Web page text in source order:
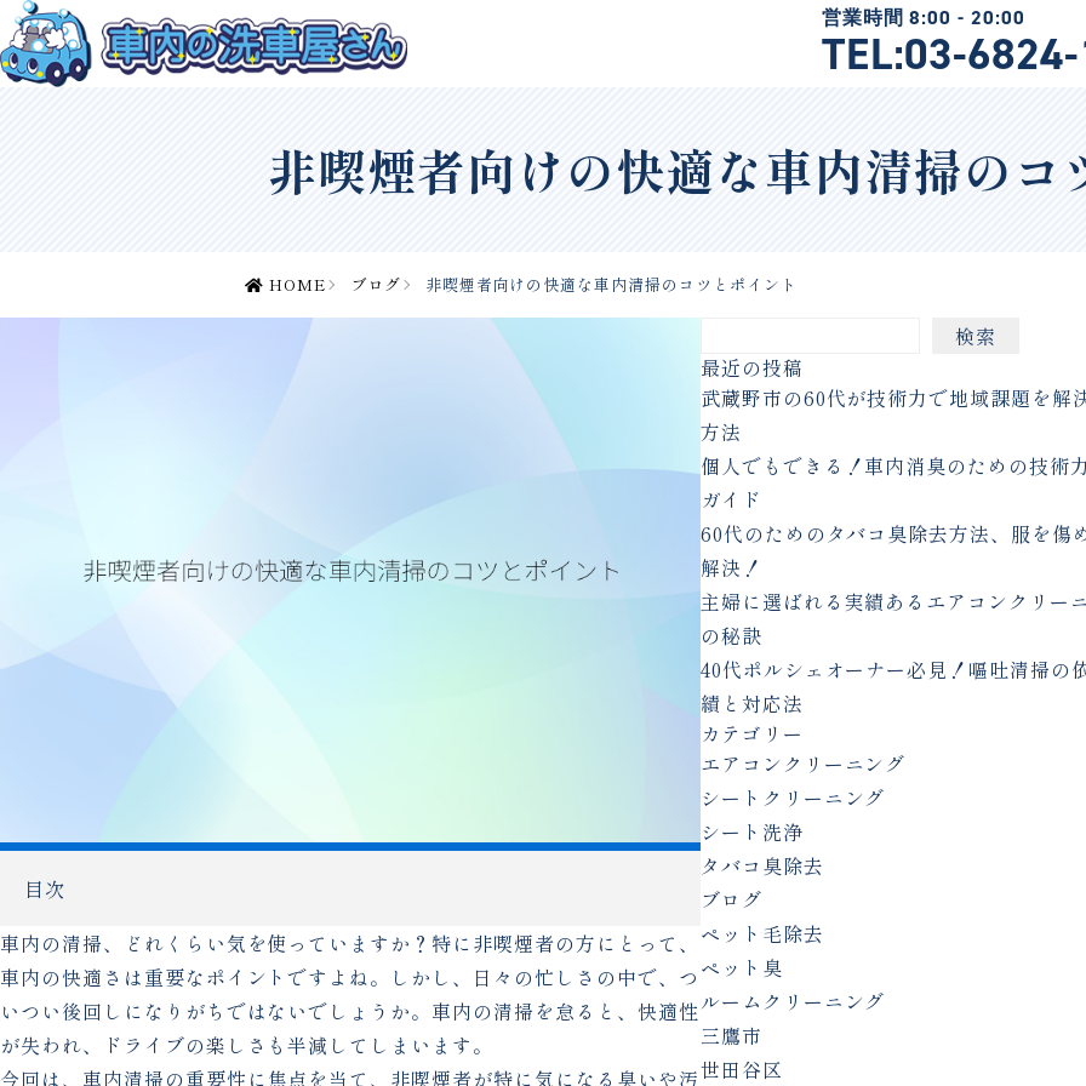
TEL:03-
非喫煙者向けの快適な車内清掃のコ
HOME ブログ 非喫煙者向けの快適な車内清掃のコツとポイント
目次
車内の清掃、どれくらい気を使っていますか？特に非喫煙者の方にとって、
車内の快適さは重要なポイントですよね。しかし、日々の忙しさの中で、つ
いつい後回しになりがちではないでしょうか。車内の清掃を怠ると、快適性
が失われ、ドライブの楽しさも半減してしまいます。
今回は、車内清掃の重要性に焦点を当て、非喫煙者が特に気になる臭いや汚
検索
最近の投稿
武蔵野市の60代が技術力で地域課題を解
方法
個人でもできる！車内消臭のための技術
ガイド
60代のためのタバコ臭除去方法、服を傷
解決！
主婦に選ばれる実績あるエアコンクリー
の秘訣
40代ポルシェオーナー必見！嘔吐清掃の
績と対応法
カテゴリー
エアコンクリーニング
シートクリーニング
シート洗浄
タバコ臭除去
ブログ
ペット毛除去
ペット臭
ルームクリーニング
三鷹市
世田谷区